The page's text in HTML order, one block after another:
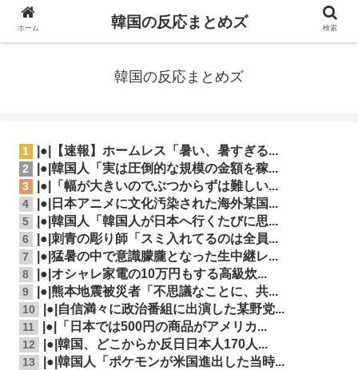
韓国の反応まとめズ
1 |●|【速報】ホームレス「暑い、暑すぎる...
2 |●|韓国人「実は圧倒的な規模の金額を稼...
3 |●|「幅が大きいのでぶつからずは難しい...
4 |●|日本アニメに文化汚染された海外某国...
5 |●|韓国人「韓国人が日本へ行くたびに思...
6 |●|刺青の彫り師「スミ入れてるのは全員...
7 |●|猛暑の中で意識朦朧となった生中継レ...
8 |●|オシャレ家電の10万円もする高級炊...
9 |●|熊本地震被災者「不思議なことに、共...
10 |●|自信満々に政治番組に出演した某野党...
11 |●|「日本では500円の商品がアメリカ...
12 |●|韓国、どこからか反日日本人170人...
13 |●|韓国人「ポケモンが米国進出した当時...
ホーム 韓国の反応まとめズ 検索